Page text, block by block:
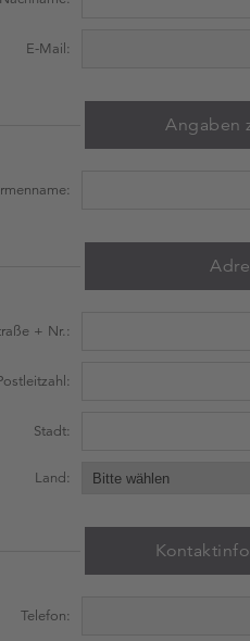
E-Mail:
Angaben
+ Nr.:
Stadt:
Land:
Telefon: